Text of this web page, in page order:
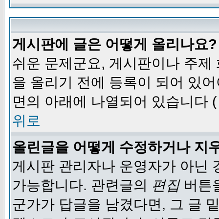
게시판에 글은 어떻게 올리나요?
쉬운 문제군요, 게시판이나 주
을 올리기 전에 등록이 되어 있
면의 아래에 나열되어 있습니다 (
위로
올린글을 어떻게 수정하거나 지
게시판 관리자나 운영자가 아닌
가능합니다. 관련글의 편집버튼
군가가 답글을 남겼다면, 그 글